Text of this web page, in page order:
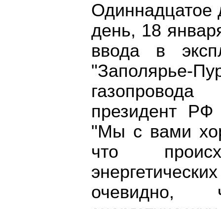
Одиннадцатое
день, 18
ввода в
"Заполярье-
президент
"Мы с вами
что
очевидно,